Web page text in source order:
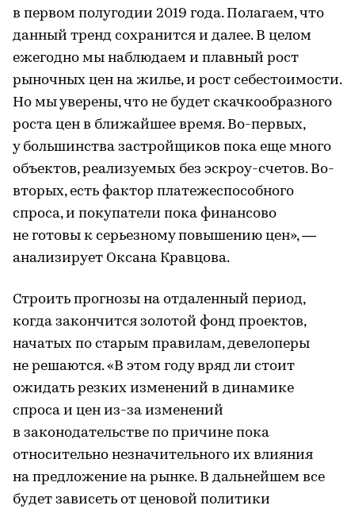
в первом полугодии 2019 года. Полагаем, что
данный тренд сохранится и далее. В целом
ежегодно мы наблюдаем и плавный рост
рыночных цен на жилье, и рост себестоимости.
Но мы уверены, что не будет скачкообразного
роста цен в ближайшее время. Во-первых,
у большинства застройщиков пока еще много
объектов, реализуемых без эскроу-счетов. Во-
вторых, есть фактор платежеспособного
спроса, и покупатели пока финансово
не готовы к серьезному повышению цен», —
анализирует Оксана Кравцова.
Строить прогнозы на отдаленный период,
когда закончится золотой фонд проектов,
начатых по старым правилам, девелоперы
не решаются. «В этом году вряд ли стоит
ожидать резких изменений в динамике
спроса и цен из-за изменений
в законодательстве по причине пока
относительно незначительного их влияния
на предложение на рынке. В дальнейшем все
будет зависеть от ценовой политики